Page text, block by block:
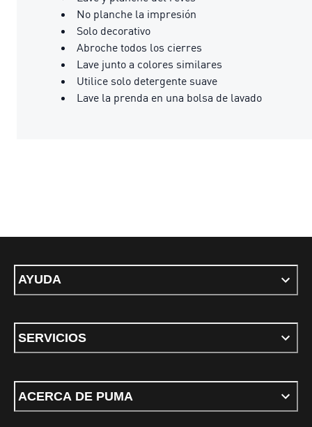
No planche la impresión
Solo decorativo
Abroche todos los cierres
Lave junto a colores similares
Utilice solo detergente suave
Lave la prenda en una bolsa de lavado
AYUDA
SERVICIOS
ACERCA DE PUMA